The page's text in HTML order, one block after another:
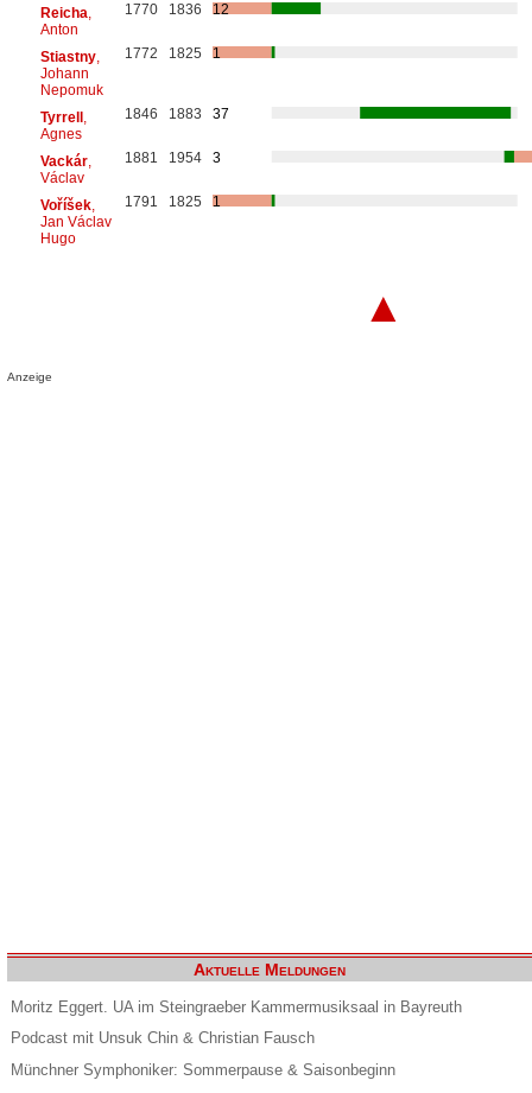
Reicha
Anton
1770 1836 12
Stiastny,
Johann
Nepomuk
1772 1825 1
Tyrrell,
Agnes
1846 1883 37
Vackár,
Václav
1881 1954 3
Voříšek,
Jan Václav
Hugo
1791 1825 1
▲
Anzeige
Aktuelle Meldungen
Moritz Eggert. UA im Steingraeber Kammermusiksaal in Bayreuth
Podcast mit Unsuk Chin & Christian Fausch
Münchner Symphoniker: Sommerpause & Saisonbeginn